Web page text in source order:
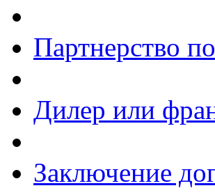
Партнерство
Дилер или
Заключение